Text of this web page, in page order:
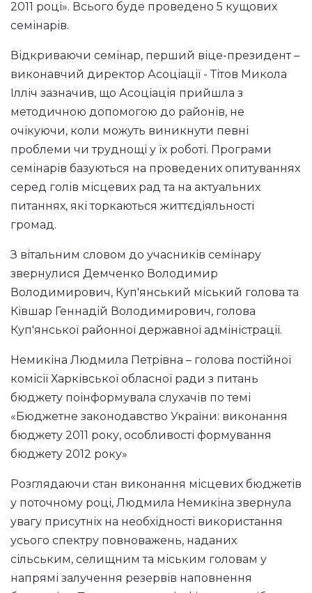
2011 році». Всього буде проведено 5 кущових
семінарів.
Відкриваючи семінар, перший віце-президент –
виконавчий директор Асоціації - Тітов Микола
Ілліч зазначив, що Асоціація прийшла з
методичною допомогою до районів, не
очікуючи, коли можуть виникнути певні
проблеми чи труднощі у їх роботі. Програми
семінарів базуються на проведених опитуваннях
серед голів місцевих рад та на актуальних
питаннях, які торкаються життєдіяльності
громад.
З вітальним словом до учасників семінару
звернулися Демченко Володимир
Володимирович, Куп'янський міський голова та
Ківшар Геннадій Володимирович, голова
Куп'янської районної державної адміністрації.
Немикіна Людмила Петрівна – голова постійної
комісії Харківської обласної ради з питань
бюджету поінформувала слухачів по темі
«Бюджетне законодавство України: виконання
бюджету 2011 року, особливості формування
бюджету 2012 року»
Розглядаючи стан виконання місцевих бюджетів
у поточному році, Людмила Немикіна звернула
увагу присутніх на необхідності використання
усього спектру повноважень, наданих
сільським, селищним та міським головам у
напрямі залучення резервів наповнення